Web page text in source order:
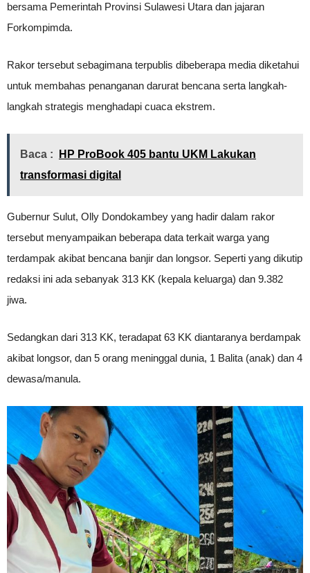
bersama Pemerintah Provinsi Sulawesi Utara dan jajaran
Forkompimda.
Rakor tersebut sebagimana terpublis dibeberapa media diketahui
untuk membahas penanganan darurat bencana serta langkah-
langkah strategis menghadapi cuaca ekstrem.
Baca :
HP ProBook 405 bantu UKM Lakukan
transformasi digital
Gubernur Sulut, Olly Dondokambey yang hadir dalam rakor
tersebut menyampaikan beberapa data terkait warga yang
terdampak akibat bencana banjir dan longsor. Seperti yang dikutip
redaksi ini ada sebanyak 313 KK (kepala keluarga) dan 9.382
jiwa.
Sedangkan dari 313 KK, teradapat 63 KK diantaranya berdampak
akibat longsor, dan 5 orang meninggal dunia, 1 Balita (anak) dan 4
dewasa/manula.